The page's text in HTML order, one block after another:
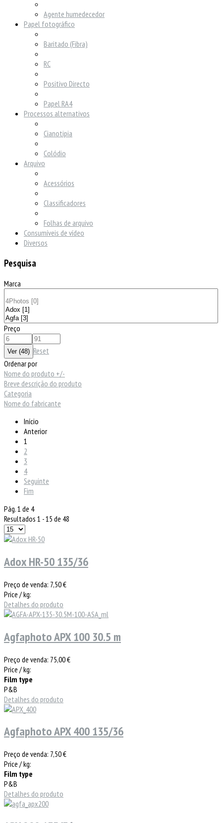
Agente humedecedor
Papel fotográfico
Baritado (Fibra)
RC
Positivo Directo
Papel RA4
Processos alternativos
Cianotipia
Colódio
Arquivo
Acessórios
Classificadores
Folhas de arquivo
Consumíveis de vídeo
Diversos
Pesquisa
Marca
Preço
Reset
Ordenar por
Nome do produto +/-
Breve descrição do produto
Categoria
Nome do fabricante
Início
Anterior
1
2
3
4
Seguinte
Fim
Pág. 1 de 4
Resultados 1 - 15 de 48
Adox HR-50 135/36
Preço de venda: 7,50 €
Price / kg:
Detalhes do produto
Agfaphoto APX 100 30.5 m
Preço de venda: 75,00 €
Price / kg:
Film type
P&B
Detalhes do produto
Agfaphoto APX 400 135/36
Preço de venda: 7,50 €
Price / kg:
Film type
P&B
Detalhes do produto